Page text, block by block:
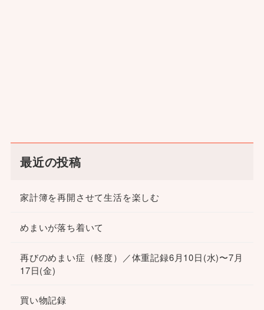
最近の投稿
家計簿を再開させて生活を楽しむ
めまいが落ち着いて
再びのめまい症（軽度）／体重記録6月10日(水)〜7月
17日(金)
買い物記録